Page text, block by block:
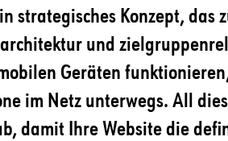
strategisches Konzept, das
und
Geräten
im Netz unterwegs. All
damit Ihre Website die